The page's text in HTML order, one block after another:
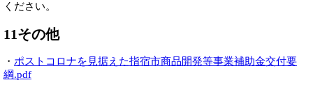
ください。
11その他
・ ポストコロナを見据えた指宿市商品開発等事業補助金交付要
綱.pdf